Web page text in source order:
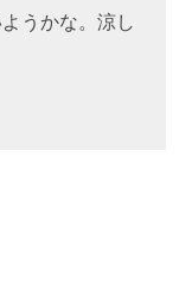
うかな。涼し